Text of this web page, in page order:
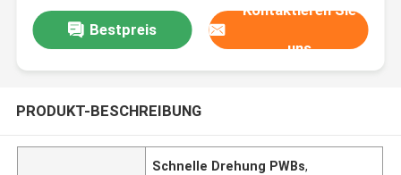
Bestpreis
Kontaktieren Sie
uns
PRODUKT-BESCHREIBUNG
Schnelle Drehung PWBs,